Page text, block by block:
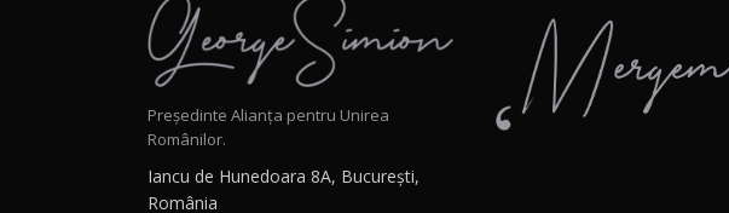
Președinte Alianța pentru Unirea
Românilor.
Iancu de Hunedoara 8A, București,
România